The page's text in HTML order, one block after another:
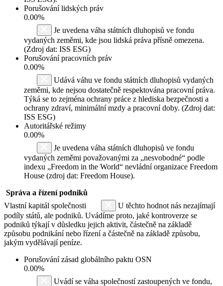
Porušování lidských práv
0.00%
Je uvedena váha státních dluhopisů ve fondu
vydaných zeměmi, kde jsou lidská práva přísně omezena.
(Zdroj dat: ISS ESG)
Porušování pracovních práv
0.00%
Udává váhu ve fondu státních dluhopisů vydaných
zeměmi, kde nejsou dostatečně respektována pracovní práva.
Týká se to zejména ochrany práce z hlediska bezpečnosti a
ochrany zdraví, minimální mzdy a pracovní doby. (Zdroj dat:
ISS ESG)
Autoritářské režimy
0.00%
Je uvedena váha státních dluhopisů ve fondu
vydaných zeměmi považovanými za „nesvobodné“ podle
indexu „Freedom in the World“ nevládní organizace Freedom
House (zdroj dat: Freedom House).
Správa a řízení podniků
Vlastní kapitál společnosti
U těchto hodnot nás nezajímají
podíly států, ale podniků. Uvádíme proto, jaké kontroverze se
podniků týkají v důsledku jejich aktivit, částečně na základě
způsobu podnikání nebo řízení a částečně na základě způsobu,
jakým vydělávají peníze.
Porušování zásad globálního paktu OSN
0.00%
Uvádí se váha společností zastoupených ve fondu,